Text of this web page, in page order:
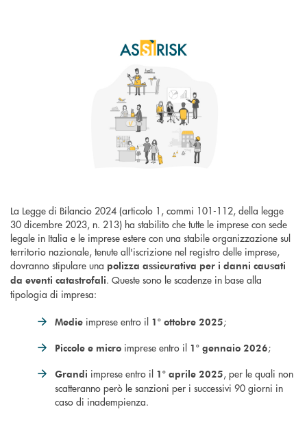
La Legge di Bilancio 2024 (articolo 1, commi 101-112, della legge
30 dicembre 2023, n. 213) ha stabilito che tutte le imprese con sede
legale in Italia e le imprese estere con una stabile organizzazione sul
territorio nazionale, tenute all'iscrizione nel registro delle imprese,
dovranno stipulare una polizza assicurativa per i danni causati
da eventi catastrofali. Queste sono le scadenze in base alla
tipologia di impresa:
Medie imprese entro il 1° ottobre 2025;
Piccole e micro imprese entro il 1° gennaio 2026;
Grandi imprese entro il 1° aprile 2025, per le quali non
scatteranno però le sanzioni per i successivi 90 giorni in
caso di inadempienza.